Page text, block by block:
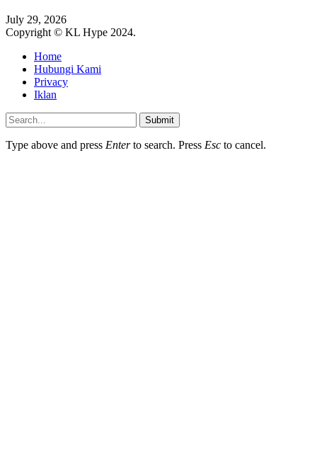
July 29, 2026
Copyright © KL Hype 2024.
Home
Hubungi Kami
Privacy
Iklan
Submit
Type above and press Enterto search. Press Esc to cancel.